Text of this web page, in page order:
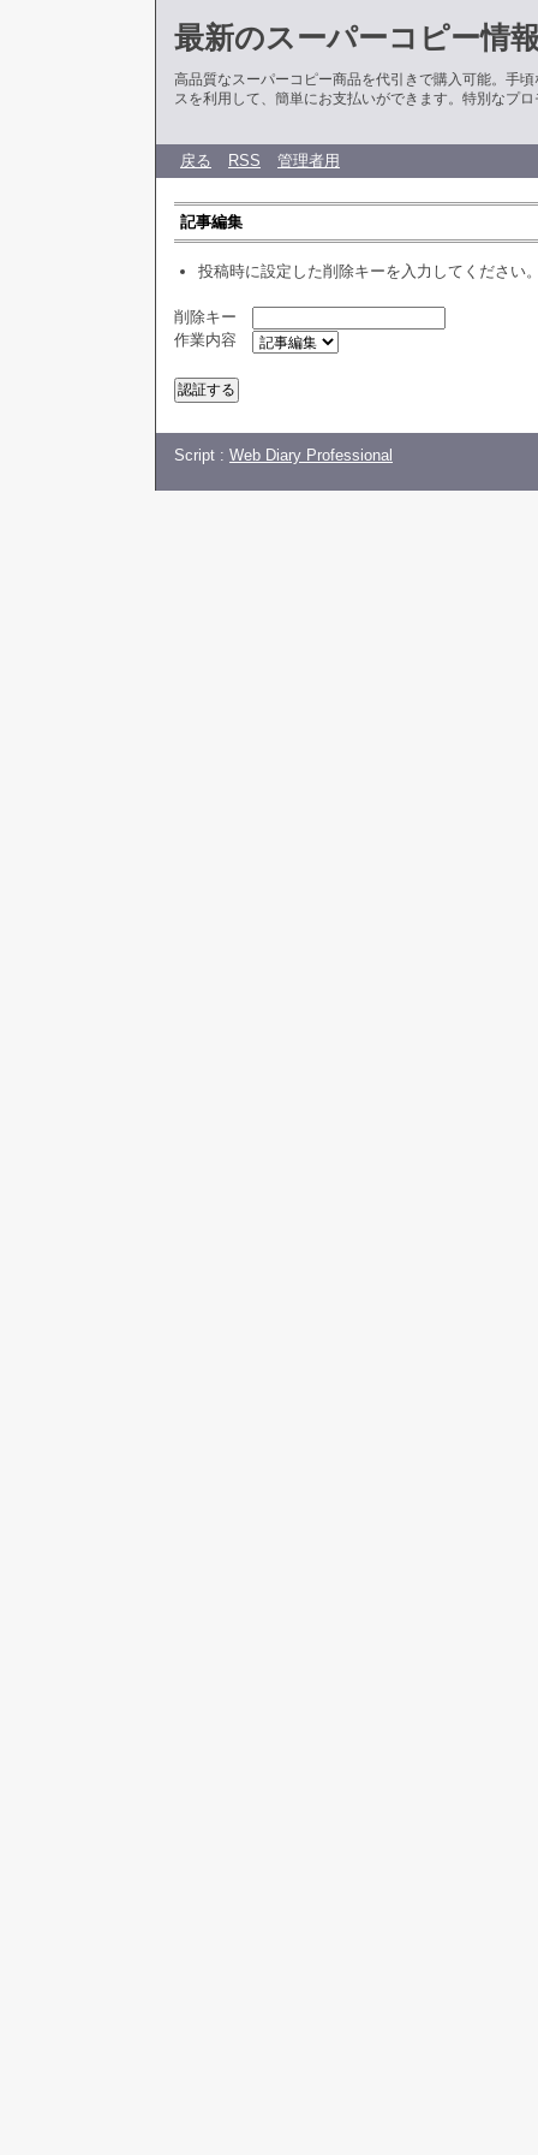
最新のスーパーコピー情
高品質なスーパーコピー商品を代引きで購入可能。手
スを利用して、簡単にお支払いができます。特別なプ
戻る RSS 管理者用
記事編集
投稿時に設定した削除キーを入力してください
削除キー
作業内容
Script : Web Diary Professional